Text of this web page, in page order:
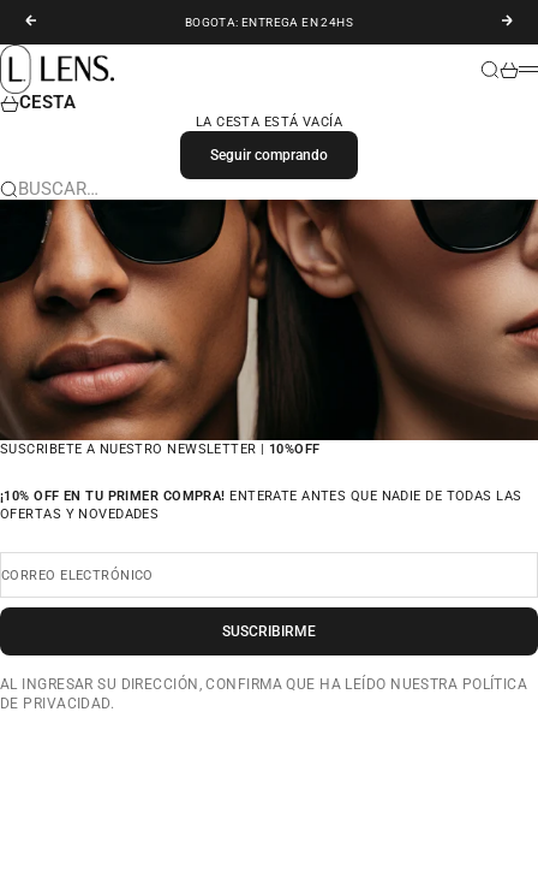
ANTERIOR
BOGOTA: ENTREGA EN 24HS
LENS. COLOMBIA
BUSCAR
CESTA
LA CESTA ESTÁ VACÍA
Seguir comprando
BUSCAR…
SUSCRIBETE A NUESTRO NEWSLETTER | 10%OFF
¡10% OFF EN TU PRIMER COMPRA! ENTERATE ANTES QUE NADIE DE TODAS LAS
OFERTAS Y NOVEDADES
CORREO ELECTRÓNICO
SUSCRIBIRME
AL INGRESAR SU DIRECCIÓN, CONFIRMA QUE HA LEÍDO NUESTRA POLÍTICA
DE PRIVACIDAD.